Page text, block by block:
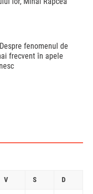
fenomenul de
frecvent în apele
V S D